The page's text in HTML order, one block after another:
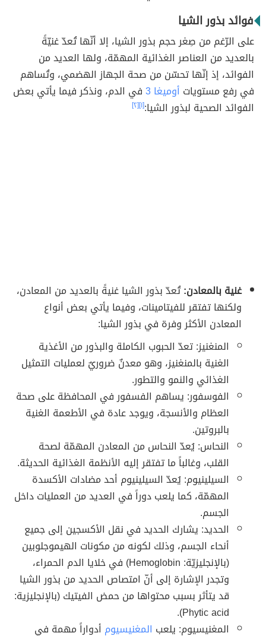
فوائد بذور الشيا
على الرّغم من صِغر حجم بذور الشيا، إلا أنّها تُعدّ غنيّةً
بالعديد من العناصر الغذائية المهمّة، ولها العديد من
الفوائد، إذ إنّها تحسّن من صحة الجهاز الهضمي، وتُساهم
في رفع مستويات أوميغا 3
في الدم، ونذكر فيما يأتي بعض
الفوائد الصحية لبذور الشيا:[١] [٢]
غنية بالمعادن:تُعدّ بذور الشيا غنيةً بالعديد من المعادن،
ولكنها تفتقر للفيتامينات، وفيما يأتي بعض أنواع
المعادن الأكثر وفرة في بذور الشيا:
المنغنيز: تعدّ الحبوب الكاملة والبذور من الأغذية
الغنية بالمنغنيز، وهو معدنٌ ضروريٌ لعمليات التمثيل
الغذائي والنمو والتطور.
الفوسفور: يساهم الفسفور في المحافظة على صحة
العظام والأنسجة، ويوجد عادة في الأطعمة الغنية
بالبروتين.
النحاس: يُعدّ النحاس من المعادن المهمّة لصحة
القلب، وغالباً ما تفتقر إليه الأنظمة الغذائية الحديثة.
السيلينيوم: يُعدّ السيلينيوم أحد مضادات الأكسدة
المهمّة، كما يلعب دوراً في العديد من العمليات داخل
الجسم.
الحديد: يشارك الحديد في نقل الأكسجين إلى جميع
أنحاء الجسم، وذلك لكونه من مكونات الهيموجلوبين
(بالإنجليزيّة: Hemoglobin)‏ في خلايا الدم الحمراء،
وتجدر الإشارة إلى أنّ امتصاص الحديد من بذور الشيا
قد يتأثر بسبب محتواها من حمض الفيتيك (بالإنجليزية:
Phytic acid).
المغنيسيوم: يلعب المغنيسيوم أدواراً مهمة في